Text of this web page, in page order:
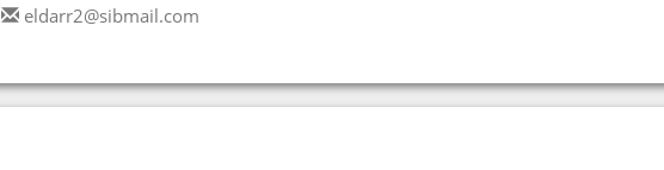
eldarr2@sibmail.com